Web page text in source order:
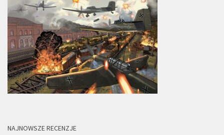
NAJNOWSZE RECENZJE